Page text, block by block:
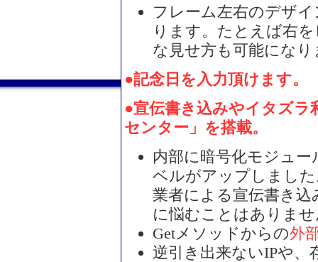
フレーム左右のデザ
ります。たとえば右
な見せ方も可能になり
●記念日を入力頂けます。
●宣伝書き込みやイタズ
センター」を搭載。
内部に暗号化モジュ
ベルがアップしまし
業者による宣伝書き
に悩むことはありま
Getメソッドからの外
逆引き出来ないIPや